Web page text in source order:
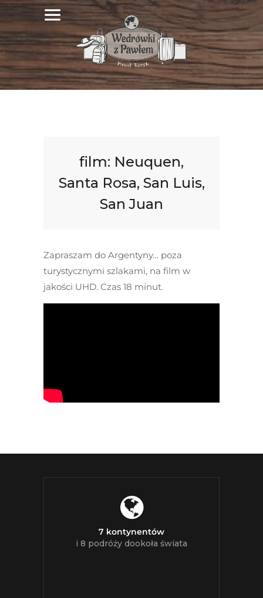
film: Neuquen,
Santa Rosa, San Luis,
San Juan
Zapraszam do Argentyny… poza
turystycznymi szlakami, na film w
jakości UHD. Czas 18 minut.
7 kontynentów
i 8 podróży dookoła świata